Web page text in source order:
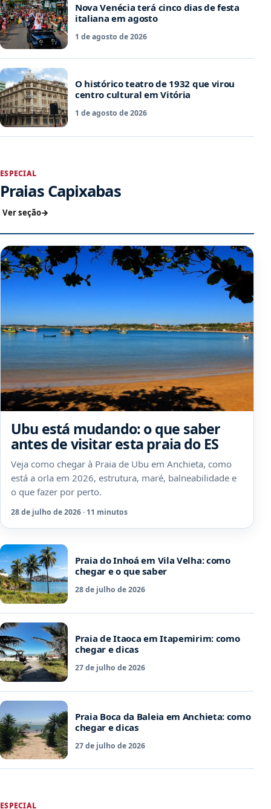
Nova Venécia terá cinco dias de festa
italiana em agosto
1 de agosto de 2026
O histórico teatro de 1932 que virou
centro cultural em Vitória
1 de agosto de 2026
ESPECIAL
Praias Capixabas
Ver seção
Ubu está mudando: o que saber
antes de visitar esta praia do ES
Veja como chegar à Praia de Ubu em Anchieta, como
está a orla em 2026, estrutura, maré, balneabilidade e
o que fazer por perto.
28 de julho de 2026 · 11 minutos
Praia do Inhoá em Vila Velha: como
chegar e o que saber
28 de julho de 2026
Praia de Itaoca em Itapemirim: como
chegar e dicas
27 de julho de 2026
Praia Boca da Baleia em Anchieta: como
chegar e dicas
27 de julho de 2026
ESPECIAL